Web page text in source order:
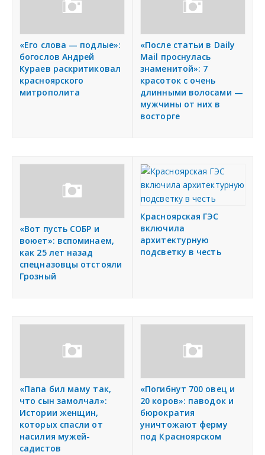
«Его слова — подлые»:
богослов Андрей
Кураев раскритиковал
красноярского
митрополита
«После статьи в Daily
Mail проснулась
знаменитой»: 7
красоток с очень
длинными волосами —
мужчины от них в
восторге
«Вот пусть СОБР и
воюет»: вспоминаем,
как 25 лет назад
спецназовцы отстояли
Грозный
Красноярская ГЭС
включила
архитектурную
подсветку в честь
«Папа бил маму так,
что сын замолчал»:
Истории женщин,
которых спасли от
насилия мужей-
садистов
«Погибнут 700 овец и
20 коров»: паводок и
бюрократия
уничтожают ферму
под Красноярском